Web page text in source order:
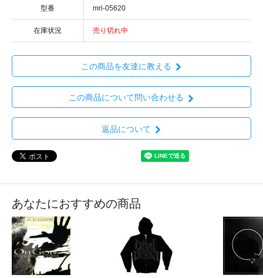
型番 mri-05620
在庫状況 売り切れ中
この商品を友達に教える
この商品について問い合わせる
返品について
あなたにおすすめの商品